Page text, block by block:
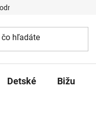
Detské Bižu